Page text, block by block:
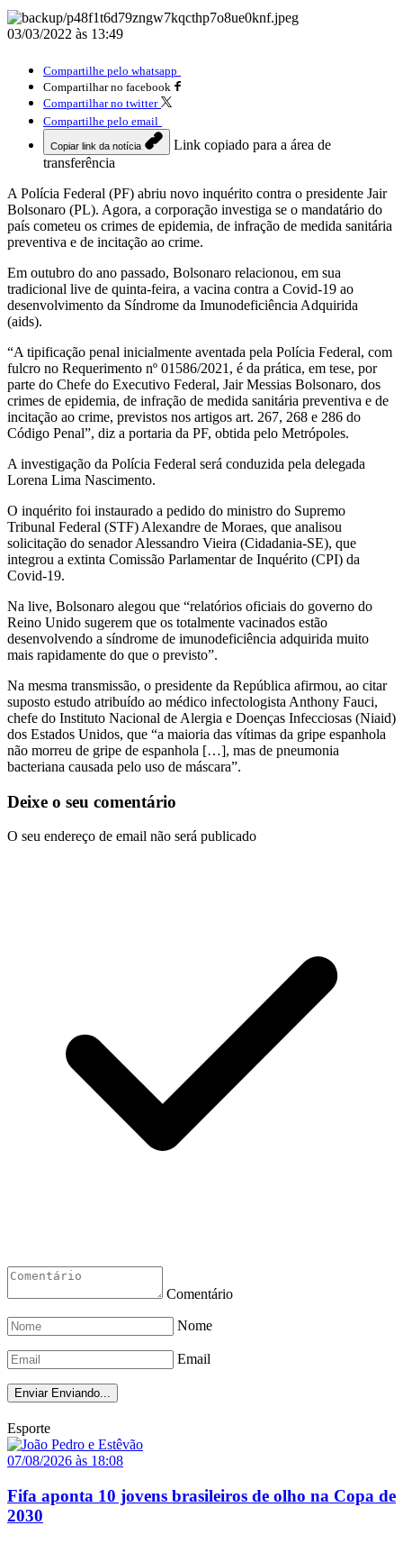
03/03/2022 às 13:49
Compartilhe pelo whatsapp
Compartilhar no facebook
Compartilhar no twitter
Compartilhe pelo email
Copiar link da notícia
Link copiado para a área de
transferência
A Polícia Federal (PF) abriu novo inquérito contra o presidente Jair
Bolsonaro (PL). Agora, a corporação investiga se o mandatário do
país cometeu os crimes de epidemia, de infração de medida sanitária
preventiva e de incitação ao crime.
Em outubro do ano passado, Bolsonaro relacionou, em sua
tradicional live de quinta-feira, a vacina contra a Covid-19 ao
desenvolvimento da Síndrome da Imunodeficiência Adquirida
(aids).
“A tipificação penal inicialmente aventada pela Polícia Federal, com
fulcro no Requerimento nº 01586/2021, é da prática, em tese, por
parte do Chefe do Executivo Federal, Jair Messias Bolsonaro, dos
crimes de epidemia, de infração de medida sanitária preventiva e de
incitação ao crime, previstos nos artigos art. 267, 268 e 286 do
Código Penal”, diz a portaria da PF, obtida pelo Metrópoles.
A investigação da Polícia Federal será conduzida pela delegada
Lorena Lima Nascimento.
O inquérito foi instaurado a pedido do ministro do Supremo
Tribunal Federal (STF) Alexandre de Moraes, que analisou
solicitação do senador Alessandro Vieira (Cidadania-SE), que
integrou a extinta Comissão Parlamentar de Inquérito (CPI) da
Covid-19.
Na live, Bolsonaro alegou que “relatórios oficiais do governo do
Reino Unido sugerem que os totalmente vacinados estão
desenvolvendo a síndrome de imunodeficiência adquirida muito
mais rapidamente do que o previsto”.
Na mesma transmissão, o presidente da República afirmou, ao citar
suposto estudo atribuído ao médico infectologista Anthony Fauci,
chefe do Instituto Nacional de Alergia e Doenças Infecciosas (Niaid)
dos Estados Unidos, que “a maioria das vítimas da gripe espanhola
não morreu de gripe de espanhola […], mas de pneumonia
bacteriana causada pelo uso de máscara”.
Deixe o seu comentário
O seu endereço de email não será publicado
Comentário
Nome
Email
Enviar Enviando...
Esporte
07/08/2026 às 18:08
Fifa aponta 10 jovens brasileiros de olho na Copa de
2030